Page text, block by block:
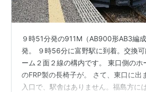
９時51分発の911M（AB900形AB3編
発。 ９時56分に富野駅に到着。交換
ーム２面２線の構内です。 東口側のホ
のFRP製の長椅子が。 さて、東口に出
入口で、駅舎はありません。福島方に